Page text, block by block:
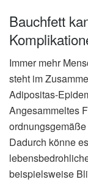
Bauchfett
Immer mehr
steht im
Adipositas-
Angesammeltes
Dadurch könne
beispielsweise